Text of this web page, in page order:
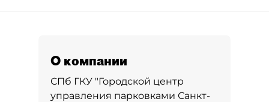
О компании
СПб ГКУ "Городской центр
управления парковками Санкт-